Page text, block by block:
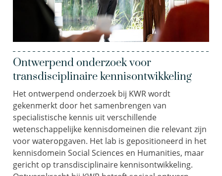
Ontwerpend onderzoek voor
transdisciplinaire kennisontwikkeling
Het ontwerpend onderzoek bij KWR wordt
gekenmerkt door het samenbrengen van
specialistische kennis uit verschillende
wetenschappelijke kennisdomeinen die relevant zijn
voor wateropgaven. Het lab is gepositioneerd in het
kennisdomein Social Sciences en Humanities, maar
gericht op transdisciplinaire kennisontwikkeling.